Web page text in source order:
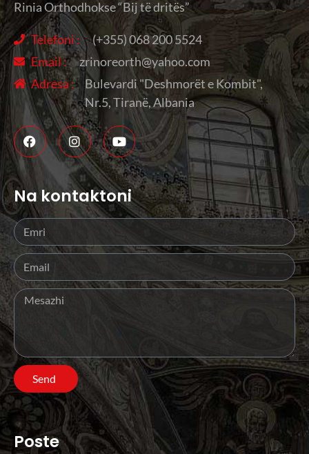
Rinia Orthodhokse “Bij të dritës”
Telefoni :
(+355) 068 200 5524
Email :
zrinoreorth@yahoo.com
Adresa :
Bulevardi "Deshmorët e Kombit",
Nr.5, Tiranë, Albania
Na kontaktoni
Send
Poste